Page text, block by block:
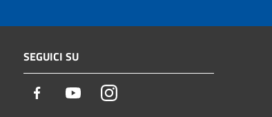
SEGUICI SU
Facebook YoutubeInstagram